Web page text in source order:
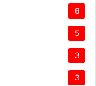
6
5
3
3